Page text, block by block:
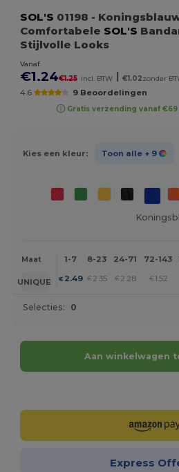
SOL'S 01198 -
Comfortabele SOL'S
Stijlvolle Looks
Vanaf
€1.24€1.25 incl. BTW | €1.02zonder
4.6 9 Beoordelingen
Gratis verzending vanaf
Kies een kleur: Toon alle + 9
Maat 1-7 8-23 24-71 72-143
UNIQUE €2.49 € 2.35 € 2.28 €1.52
Selecties: 0
Aan winkelwagen
Express